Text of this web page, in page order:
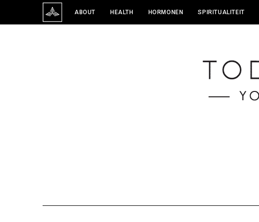
ABOUT HEALTH HORMONEN SPIRITUALITEIT